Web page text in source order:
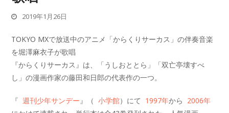
2019年1月26日
TOKYO MXで放送中のアニメ「からくりサーカス」の伴奏音楽
を堀澤麻衣子が歌唱
『からくりサーカス』は、「うしおととら」「双亡亭壊すべ
し」の漫画作家の藤田和日郎の代表作の一つ。
『週刊少年サンデー』（小学館）にて 1997年から 2006年